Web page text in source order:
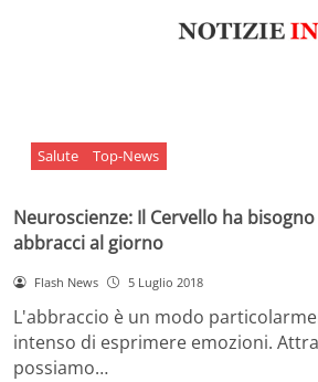
Salute Top-News
Neuroscienze: Il Cervello ha
abbracci al giorno
Flash News 5 Luglio 2018
L'abbraccio è un modo
intenso di esprimere emozioni.
possiamo…